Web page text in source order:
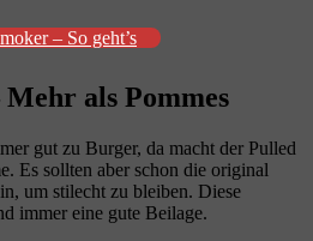
– So geht’s
als Pommes
gut zu Burger, da macht der Pulled
Es sollten aber schon die original
um stilecht zu bleiben. Diese
immer eine gute Beilage.